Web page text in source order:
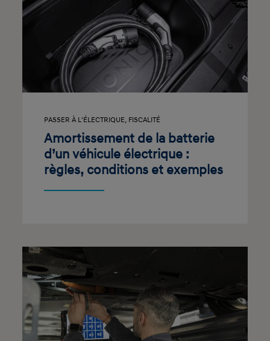
PASSER À L'ÉLECTRIQUE, FISCALITÉ
Amortissement de la batterie
d’un véhicule électrique :
règles, conditions et exemples